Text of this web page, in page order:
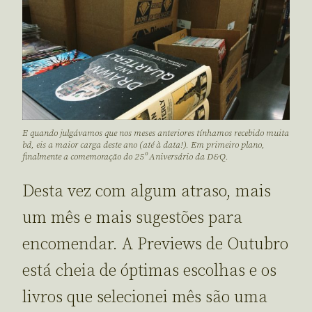
E quando julgávamos que nos meses anteriores tínhamos recebido muita
bd, eis a maior carga deste ano (até à data!). Em primeiro plano,
finalmente a comemoração do 25º Aniversário da D&Q.
Desta vez com algum atraso, mais
um mês e mais sugestões para
encomendar. A Previews de Outubro
está cheia de óptimas escolhas e os
livros que selecionei mês são uma